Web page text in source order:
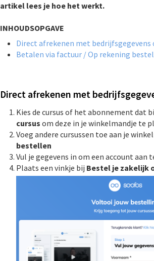
artikel lees je hoe het werkt.
INHOUDSOPGAVE
Direct afrekenen met bedrijfsgegevens
Betalen via factuur / Op rekening
Direct afrekenen met
Kies de cursus of het abonnement dat
cursus om deze in je winkelmandje te
Voeg andere cursussen toe aan je
bestellen
Vul je gegevens in om een account aan
Plaats een vinkje bij Bestel je zakelijk